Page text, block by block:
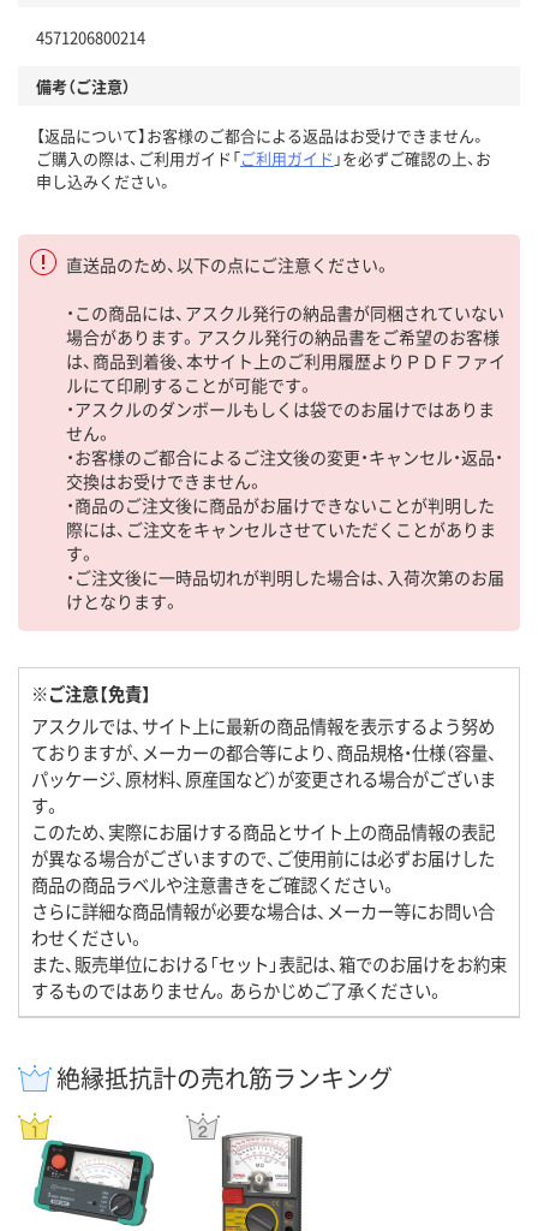
4571206800214
備考（ご注意）
【返品について】お客様のご都合による返品はお受けできません。
ご購入の際は、ご利用ガイド「ご利用ガイド 」を必ずご確認の上、お
申し込みください。
直送品のため、以下の点にご注意ください。
・この商品には、アスクル発行の納品書が同梱されていない
場合があります。アスクル発行の納品書をご希望のお客様
は、商品到着後、本サイト上のご利用履歴よりＰＤＦファイ
ルにて印刷することが可能です。
・アスクルのダンボールもしくは袋でのお届けではありま
せん。
・お客様のご都合によるご注文後の変更・キャンセル・返品・
交換はお受けできません。
・商品のご注文後に商品がお届けできないことが判明した
際には、ご注文をキャンセルさせていただくことがありま
す。
・ご注文後に一時品切れが判明した場合は、入荷次第のお届
けとなります。
※ご注意【免責】
アスクルでは、サイト上に最新の商品情報を表示するよう努め
ておりますが、メーカーの都合等により、商品規格・仕様（容量、
パッケージ、原材料、原産国など）が変更される場合がございま
す。
このため、実際にお届けする商品とサイト上の商品情報の表記
が異なる場合がございますので、ご使用前には必ずお届けした
商品の商品ラベルや注意書きをご確認ください。
さらに詳細な商品情報が必要な場合は、メーカー等にお問い合
わせください。
また、販売単位における「セット」表記は、箱でのお届けをお約束
するものではありません。あらかじめご了承ください。
絶縁抵抗計の売れ筋ランキング